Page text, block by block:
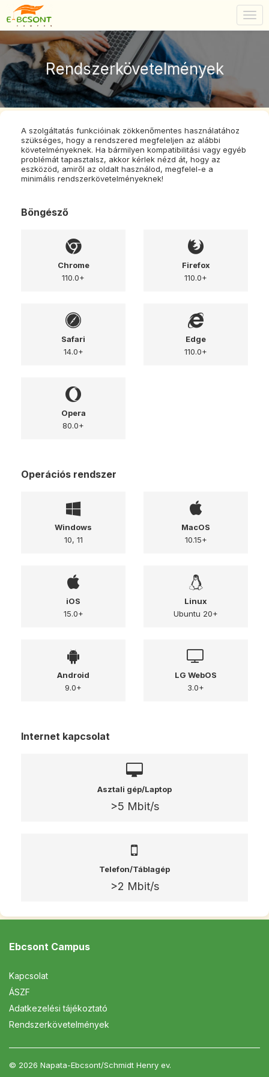
Rendszerkövetelmények
A szolgáltatás funkcióinak zökkenőmentes használatához
szükséges, hogy a rendszered megfeleljen az alábbi
követelményeknek. Ha bármilyen kompatibilitási vagy egyéb
problémát tapasztalsz, akkor kérlek nézd át, hogy az
eszközöd, amiről az oldalt használod, megfelel-e a
minimális rendszerkövetelményeknek!
Böngésző
Chrome
110.0+
Firefox
110.0+
Safari
14.0+
Edge
110.0+
Opera
80.0+
Operációs rendszer
Windows
10, 11
MacOS
10.15+
iOS
15.0+
Linux
Ubuntu 20+
Android
9.0+
LG WebOS
3.0+
Internet kapcsolat
Asztali gép/Laptop
>5 Mbit/s
Telefon/Táblagép
>2 Mbit/s
Ebcsont Campus
Kapcsolat
ÁSZF
Adatkezelési tájékoztató
Rendszerkövetelmények
© 2026 Napata-Ebcsont/Schmidt Henry ev.